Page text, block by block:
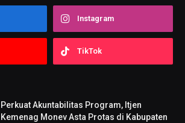
Instagram
TikTok
Perkuat Akuntabilitas Program, Itjen
Kemenag Monev Asta Protas di Kabupaten